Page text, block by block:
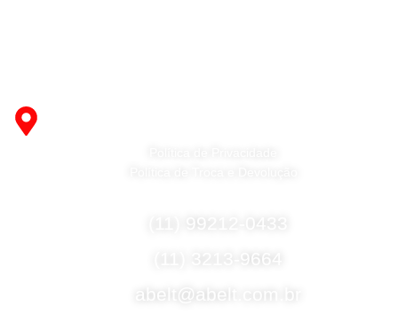
long period of use of the furniture, as well as safety.
(11) 3213-9664
abelt@abelt.com.br